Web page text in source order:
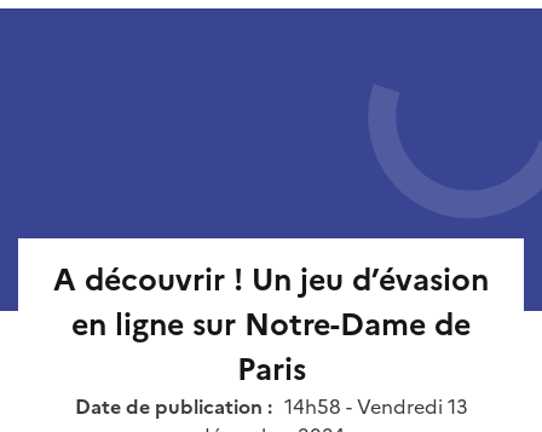
A découvrir ! Un jeu d’évasion
en ligne sur Notre-Dame de
Paris
Date de publication : 14h58 - Vendredi 13